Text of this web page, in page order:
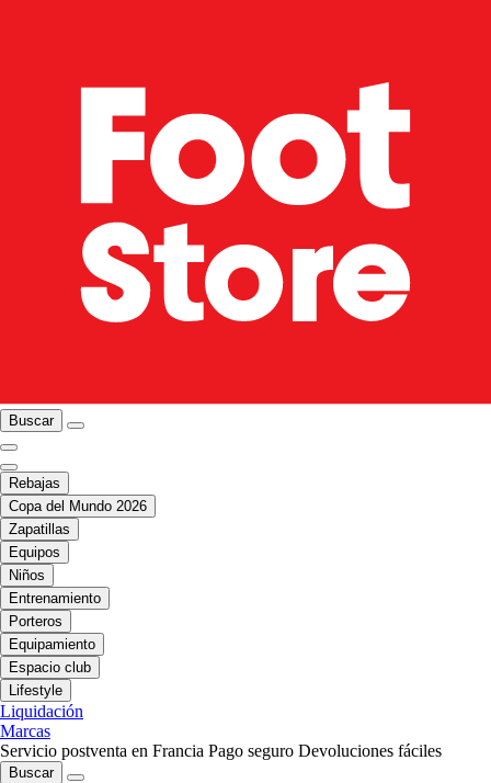
Buscar
Rebajas
Copa del Mundo 2026
Zapatillas
Equipos
Niños
Entrenamiento
Porteros
Equipamiento
Espacio club
Lifestyle
Liquidación
Marcas
Servicio postventa en Francia Pago seguro Devoluciones fáciles
Buscar